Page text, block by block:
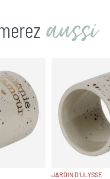
aussi
JARDIN D'ULYSSE